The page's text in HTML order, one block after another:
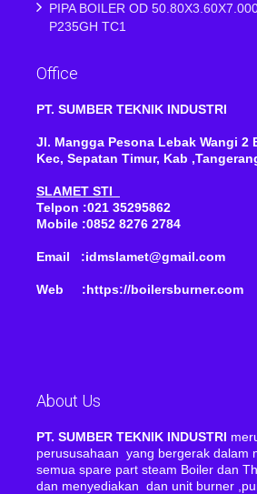
PIPA BOILER OD
P235GH TC1
Office
PT. SUMBER TEKNIK INDUSTRI
Jl. Mangga Pesona Lebak Wangi 2
Kec, Sepatan Timur, Kab
SLAMET STI
Telpon :021 35295862
Mobile :0852 8276 2784
Email :idmslamet@gmail.com
Web :https://boilersburner.com
About Us
PT. SUMBER TEKNIK INDUSTRI
perususahaan yang bergerak dalam
semua spare part steam Boiler dan
dan menyediakan dan unit burner